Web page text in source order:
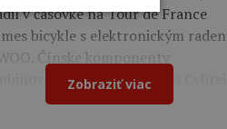
v časovke na Tour de France
bicykle s elektronickým
Čínske komponenty
s dielmi Shimano a Cybrei.
Zobraziť viac